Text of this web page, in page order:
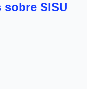
sobre SISU